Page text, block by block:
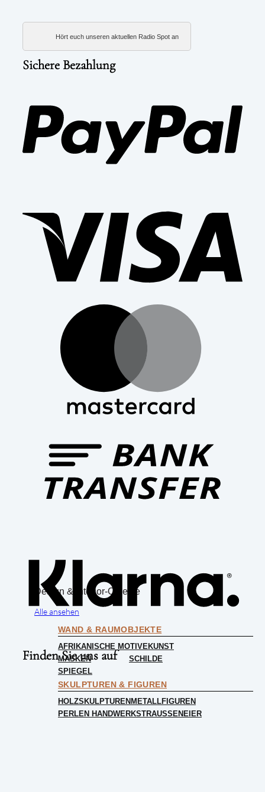
Design & Interior-Objekte
Alle ansehen
WAND & RAUMOBJEKTE
AFRIKANISCHE MOTIVEKUNST
MASKEN
SCHILDE
SPIEGEL
SKULPTUREN & FIGUREN
HOLZSKULPTURENMETALLFIGUREN
PERLEN HANDWERKSTRAUSSENEIER
Hört euch unseren aktuellen Radio Spot an
Sichere Bezahlung
Finden Sie uns auf